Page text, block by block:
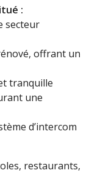
:
secteur
offrant un
tranquille
une
d’intercom
restaurants,